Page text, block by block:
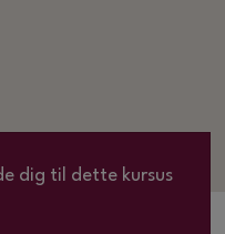
dig til dette kursus